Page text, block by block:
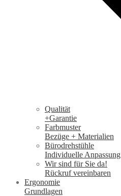
Qualität
+Garantie
Farbmuster
Bezüge + Materialien
Bürodrehstühle
Individuelle Anpassung
Wir sind für Sie da!
Rückruf vereinbaren
Ergonomie
Grundlagen